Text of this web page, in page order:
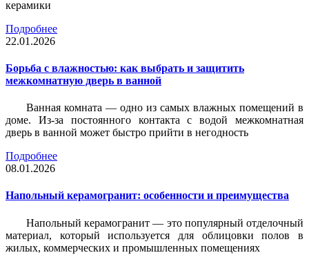
керамики
Подробнее
22.01.2026
Борьба с влажностью: как выбрать и защитить
межкомнатную дверь в ванной
Ванная комната — одно из самых влажных помещений в
доме. Из-за постоянного контакта с водой межкомнатная
дверь в ванной может быстро прийти в негодность
Подробнее
08.01.2026
Напольный керамогранит: особенности и преимущества
Напольный керамогранит — это популярный отделочный
материал, который используется для облицовки полов в
жилых, коммерческих и промышленных помещениях